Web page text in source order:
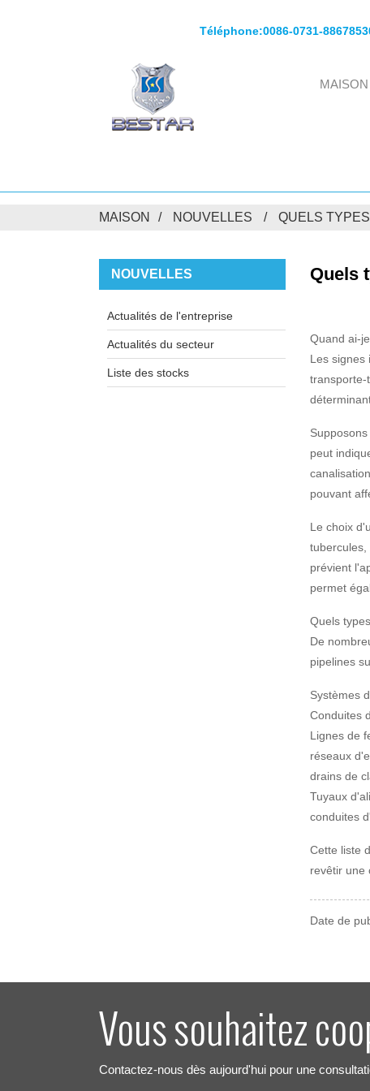
Téléphone:0086-0731-
MAISON
MAISON NOUVELLES QUELS
NOUVELLES
Actualités de l'entreprise
Actualités du secteur
Liste des stocks
Quels
Quand ai-
Les signes
transporte-
peut
pouvant
Le choix
prévient
permet
Quels
De
pipelines
Systèmes
Conduites
Lignes de
réseaux
drains de
Tuyaux
conduites
Cette liste
revêtir une
Date de
Vous souhaitez
Contactez-nous dès aujourd'hui pour une